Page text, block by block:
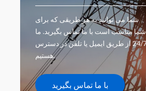
شما می توانید به هر طریقی که برای
شما مناسب است با ما تماس بگیرید. ما
24/7 از طریق ایمیل یا تلفن در دسترس
هستیم.
با ما تماس بگیرید